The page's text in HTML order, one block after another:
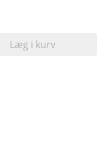
Læg i kurv